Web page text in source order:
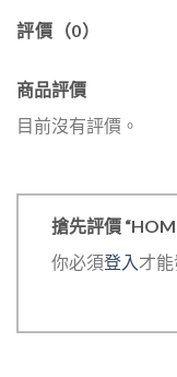
評價（0）
商品評價
目前沒有評價。
搶先評價
你必須登入才能